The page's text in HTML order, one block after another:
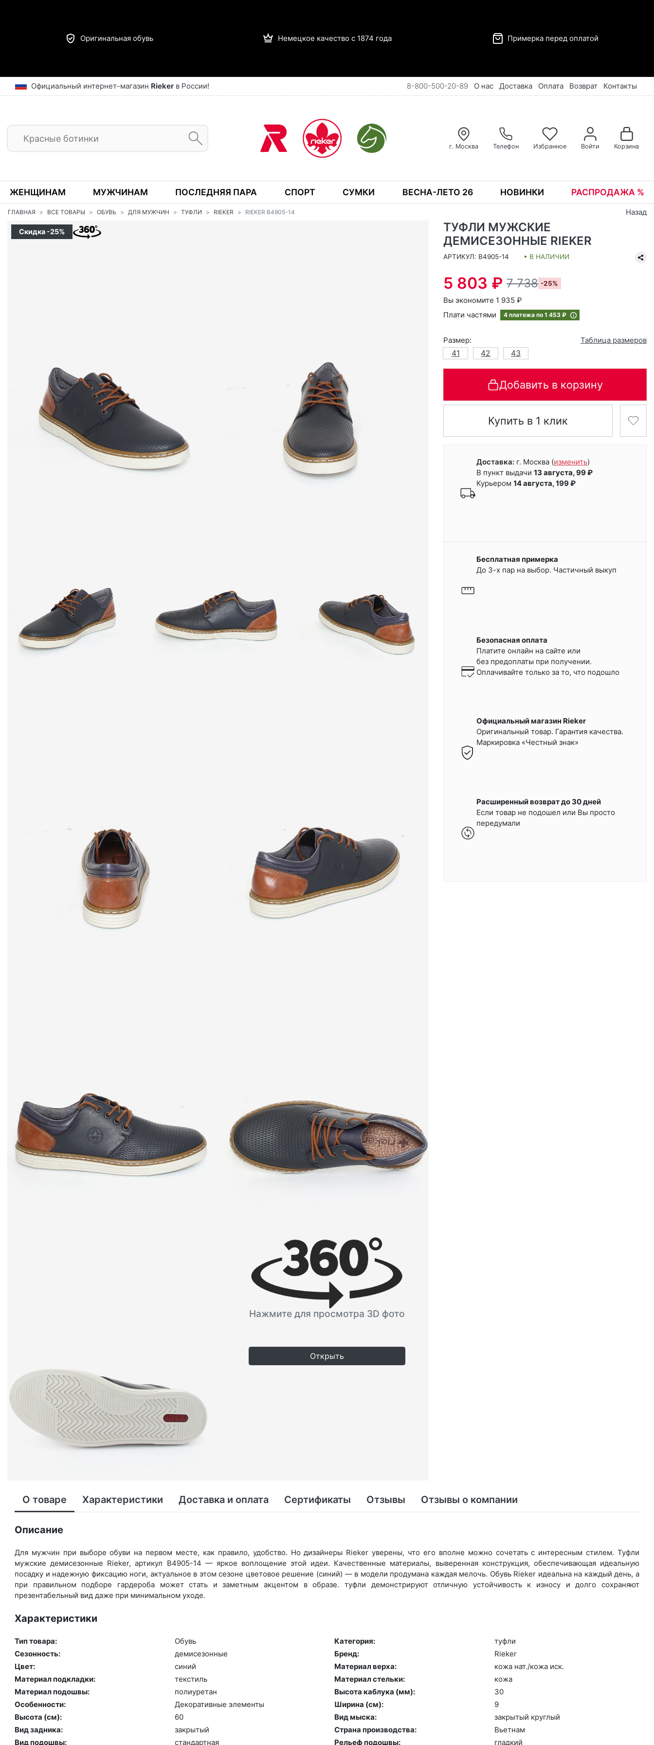
Оригинальная обувь Немецкое качество с 1874 года Примерка перед оплатой
Официальный интернет-магазин Rieker в России! 8-800-500-20-89 О нас Доставка Оплата Возврат Контакты
г. Москва Телефон Избранное Войти Корзина
ЖЕНЩИНАМ МУЖЧИНАМ ПОСЛЕДНЯЯ ПАРА СПОРТ СУМКИ ВЕСНА-ЛЕТО 26 НОВИНКИ РАСПРОДАЖА %
ГЛАВНАЯ ВСЕ ТОВАРЫ ОБУВЬ ДЛЯ МУЖЧИН ТУФЛИ RIEKER RIEKER B4905-14 Назад
Скидка -25%
Нажмите для просмотра 3D фото
Открыть
ТУФЛИ МУЖСКИЕ
ДЕМИСЕЗОННЫЕ RIEKER
АРТИКУЛ: B4905-14 • В НАЛИЧИИ
5 803 ₽ 7 738 -25%
Вы экономите 1 935 ₽
Плати частями
4 платежа по 1 453 ₽
Размер:
Таблица размеров
41
42 43
Добавить в корзину
Купить в 1 клик
Доставка: г. Москва (изменить)
В пункт выдачи 13 августа, 99 ₽
Курьером 14 августа, 199 ₽
Бесплатная примерка
До 3-х пар на выбор. Частичный выкуп
Безопасная оплата
Платите онлайн на сайте или
без предоплаты при получении.
Оплачивайте только за то, что подошло
Официальный магазин Rieker
Оригинальный товар. Гарантия качества.
Маркировка «Честный знак»
Расширенный возврат до 30 дней
Если товар не подошел или Вы просто
передумали
О товаре Характеристики Доставка и оплата Сертификаты Отзывы Отзывы о компании
Описание
Для мужчин при выборе обуви на первом месте, как правило, удобство. Но дизайнеры Rieker уверены, что его вполне можно сочетать с интересным стилем. Туфли
мужские демисезонные Rieker, артикул B4905-14 — яркое воплощение этой идеи. Качественные материалы, выверенная конструкция, обеспечивающая идеальную
посадку и надежную фиксацию ноги, актуальное в этом сезоне цветовое решение (синий) — в модели продумана каждая мелочь. Обувь Rieker идеальна на каждый день, а
при правильном подборе гардероба может стать и заметным акцентом в образе. туфли демонстрируют отличную устойчивость к износу и долго сохраняют
презентабельный вид даже при минимальном уходе.
Характеристики
Тип товара: Обувь Категория:
туф­ли
Сезонность:
де­мисе­зон­ные Бренд:
Ri­eker
Цвет:
си­ний Материал верха:
ко­жа нат./ко­жа иск.
Материал подкладки:
текс­тиль Материал стельки:
ко­жа
Материал подошвы:
по­ли­уре­тан Высота каблука (мм):
30
Особенности:
Де­кора­тив­ные эле­мен­ты Ширина (см):
9
Высота (cм):
60 Вид мыска:
зак­ры­тый круг­лый
Вид задника:
зак­ры­тый Страна производства:
Вь­ет­нам
Вид подошвы:
стан­дарт­ная Рельеф подошвы: глад­кий